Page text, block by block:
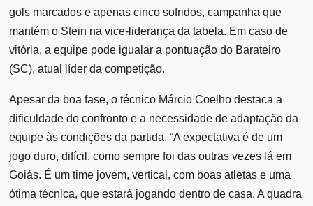
gols marcados e apenas cinco sofridos, campanha que
mantém o Stein na vice-liderança da tabela. Em caso de
vitória, a equipe pode igualar a pontuação do Barateiro
(SC), atual líder da competição.
Apesar da boa fase, o técnico Márcio Coelho destaca a
dificuldade do confronto e a necessidade de adaptação da
equipe às condições da partida. “A expectativa é de um
jogo duro, difícil, como sempre foi das outras vezes lá em
Goiás. É um time jovem, vertical, com boas atletas e uma
ótima técnica, que estará jogando dentro de casa. A quadra